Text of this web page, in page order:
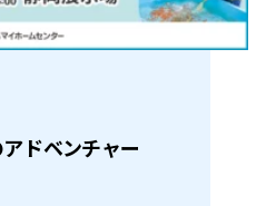
ドベンチャー